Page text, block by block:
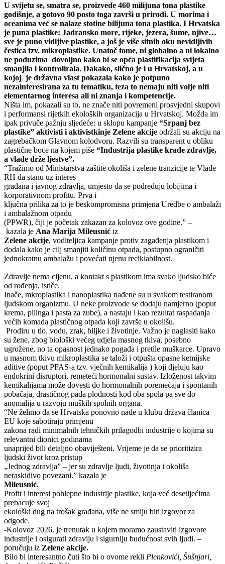
U svijetu se, smatra se, proizvede 460 milijuna tona plastike
godišnje, a gotovo 90 posto toga završi u prirodi. U morima i
oceanima već se nalaze stotine bilijuna tona plastika. I Hrvatska
je puna plastike: Jadransko more, rijeke, jezera, šume, njive…
sve je puno vidljive plastike, a još je više sitnih oku nevidljivih
čestica tzv. mikroplastike. Unatoč tome, ni globalno a ni lokalno
ne poduzima dovoljno kako bi se opća plastifikacija svijeta
smanjila i kontrolirala. Dakako, slično je i u Hrvatskoj, a u
kojoj je državna vlast pokazala kako je potpuno
nezainteresirana za tu tematiku, teza to nemaju niti volje niti
elementarnog interesa ali ni znanja i kompetencije.
Ništa im, pokazali su to, ne znače niti povremeni prosvjedni skupovi
i performansi rijetkih ekoloških organizacija u Hrvatskoj. Možda im
ipak privuče pažnju sljedeće: u sklopu kampanje “Srpanj bez
plastike” aktivisti i aktivistkinje Zelene akcije održali su akciju na
zagrebačkom Glavnom kolodvoru. Razvili su transparent u obliku
plastične boce na kojem piše “Industrija plastike krade zdravlje,
a vlade drže ljestve”.
“Tražimo od Ministarstva zaštite okoliša i zelene tranzicije te Vlade
RH da stanu uz interes
građana i javnog zdravlja, umjesto da se podređuju lobijima i
korporativnom profitu. Prva i
ključna prilika za to je beskompromisna primjena Uredbe o ambalaži
i ambalažnom otpadu
(PPWR), čiji je početak zakazan za kolovoz ove godine.” –
kazala je Ana Marija Mileusnić iz
Zelene akcije, voditeljica kampanje protiv zagađenja plastikom i
dodala kako je cilj smanjiti količinu otpada, postupno ograničiti
jednokratnu ambalažu i povećati njenu reciklabilnost.
Zdravlje nema cijenu, a kontakt s plastikom ima svako ljudsko biće
od rođenja, ističe.
Inače, mkroplastika i nanoplastika nađene su u svakom testiranom
ljudskom organizmu. U neke proizvode se dodaju namjerno (poput
krema, pilinga i pasta za zube), a nastaju i kao rezultat raspadanja
većih komada plastičnog otpada koji završe u okolišu.
Prodiru u tlo, vodu, zrak, biljke i životinje. Važno je naglasiti kako
su žene, zbog biološki većeg udjela masnog tkiva, posebno
ugrožene, no ta opasnost jednako pogađa i pretile muškarce. Upravo
u masnom tkivu mikroplastika se taloži i otpušta opasne kemijske
aditive (poput PFAS-a tzv. vječnih kemikalija ) koji djeluju kao
endokrini disruptori, remeteći hormonalni sustav. Izloženost takvim
kemikalijama može dovesti do hormonalnih poremećaja i spontanih
pobačaja, drastičnog pada plodnosti kod oba spola pa sve do
anomalija u razvoju muških spolnih organa.
“Ne želimo da se Hrvatska ponovno nađe u klubu država članica
EU koje sabotiraju primjenu
zakona radi minimalnih tehničkih prilagodbi industrije o kojima su
relevantni dionici godinama
unaprijed bili detaljno obaviješteni. Vrijeme je da se prioritizira
ljudski život kroz pristup
„Jednog zdravlja” – jer su zdravlje ljudi, životinja i okoliša
neraskidivo povezani.” kazala je
Mileusnić.
Profit i interesi pohlepne industrije plastike, koja već desetljećima
prebacuje svoj
ekološki dug na trošak građana, više ne smiju biti izgovor za
odgode.
-Kolovoz 2026. je trenutak u kojem moramo zaustaviti izgovore
industrije i osigurati zdraviju i sigurniju budućnost svih ljudi. –
poručuju iz Zelene akcije.
Bilo bi interesantno čuti što bi o ovome rekli Plenkovići, Šušnjari,